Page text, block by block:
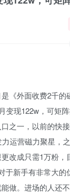
《外面收费2千的
变现122w，可矩
之一，以前的快
运营磁力聚星，
改成只需1万粉，
于新手有非常大的
做。进场的人还